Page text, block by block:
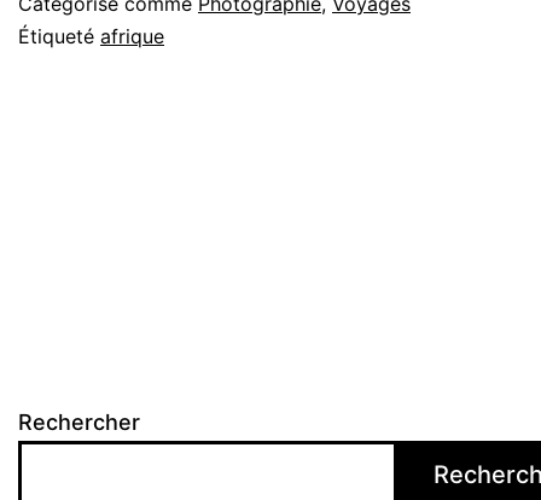
Étiqueté afrique
Rechercher